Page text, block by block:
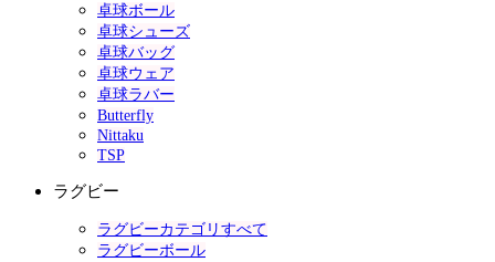
卓球ボール
卓球シューズ
卓球バッグ
卓球ウェア
卓球ラバー
Butterfly
Nittaku
TSP
ラグビー
ラグビーカテゴリすべて
ラグビーボール